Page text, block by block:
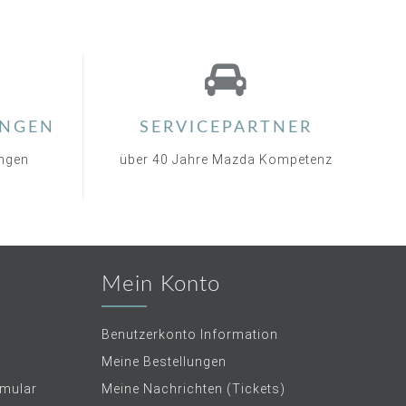
SERVICEPARTNER
über 40 Jahre Mazda Kompetenz
Mein Konto
Benutzerkonto Information
Meine Bestellungen
Meine Nachrichten (Tickets)